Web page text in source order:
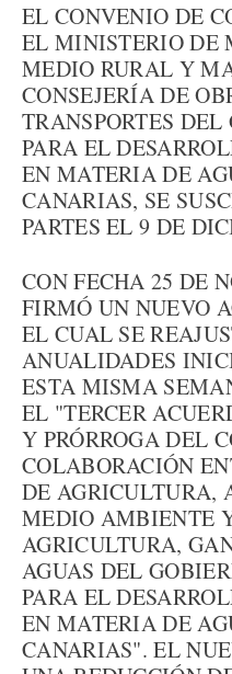
EL CONVENIO DE
EL MINISTERIO DE
MEDIO RURAL Y
CONSEJERÍA DE
TRANSPORTES
PARA EL
EN MATERIA DE
CANARIAS, SE
PARTES EL 9 DE
CON FECHA 25 DE
FIRMÓ UN NUEVO
EL CUAL SE
ANUALIDADES
ESTA MISMA
EL "TERCER
Y PRÓRROGA DEL
COLABORACIÓN
DE AGRICULTURA,
MEDIO AMBIENTE
AGRICULTURA,
AGUAS DEL
PARA EL
EN MATERIA DE
CANARIAS". EL